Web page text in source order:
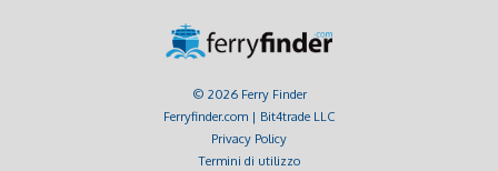
© 2026 Ferry Finder
Ferryfinder.com | Bit4trade LLC
Privacy Policy
Termini di utilizzo